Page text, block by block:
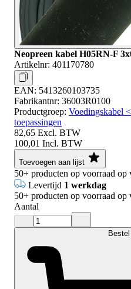
Neopreen kabel H05RN-F
Artikelnr: 401170780
EAN: 5413260103735
Fabrikantnr: 36003R0100
Productgroep: Voedingskabel
toepassingen
82,65 Excl. BTW
100,01 Incl. BTW
Toevoegen aan lijst
50+ producten op voorraad op
Levertijd 1 werkdag
50+ producten op voorraad op
Aantal
Bestel